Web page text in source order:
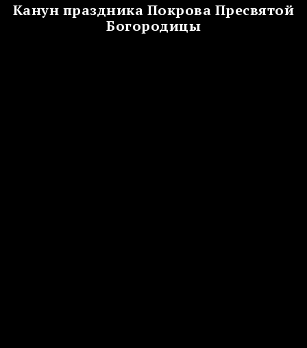
Канун праздника Покрова Пресвятой
Богородицы